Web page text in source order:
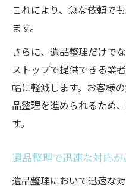
これにより、急な依頼で
ます。
さらに、遺品整理だけで
ストップで提供できる業
幅に軽減します。お客様
品整理を進められるため
す。
遺品整理で迅速な対応
遺品整理において迅速な